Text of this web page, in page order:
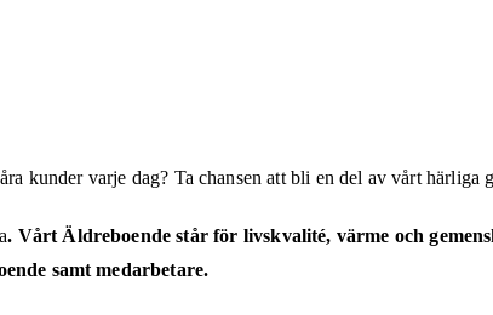
kunder varje dag? Ta chansen att bli en del av vårt härliga
. Vårt Äldreboende står för livskvalité, värme och
samt medarbetare.